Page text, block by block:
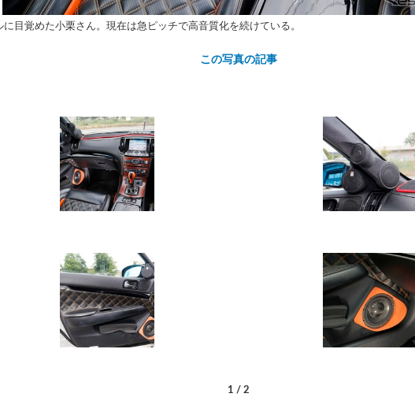
プロジェクト
目覚めた小栗さん。現在は急ピッチで高音質化を続けている。
この写真の記事
1 / 2